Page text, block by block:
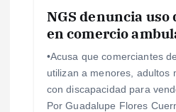
NGS denuncia uso
en comercio
•Acusa que comerciantes
utilizan a menores, adultos
con discapacidad para
Por Guadalupe Flores